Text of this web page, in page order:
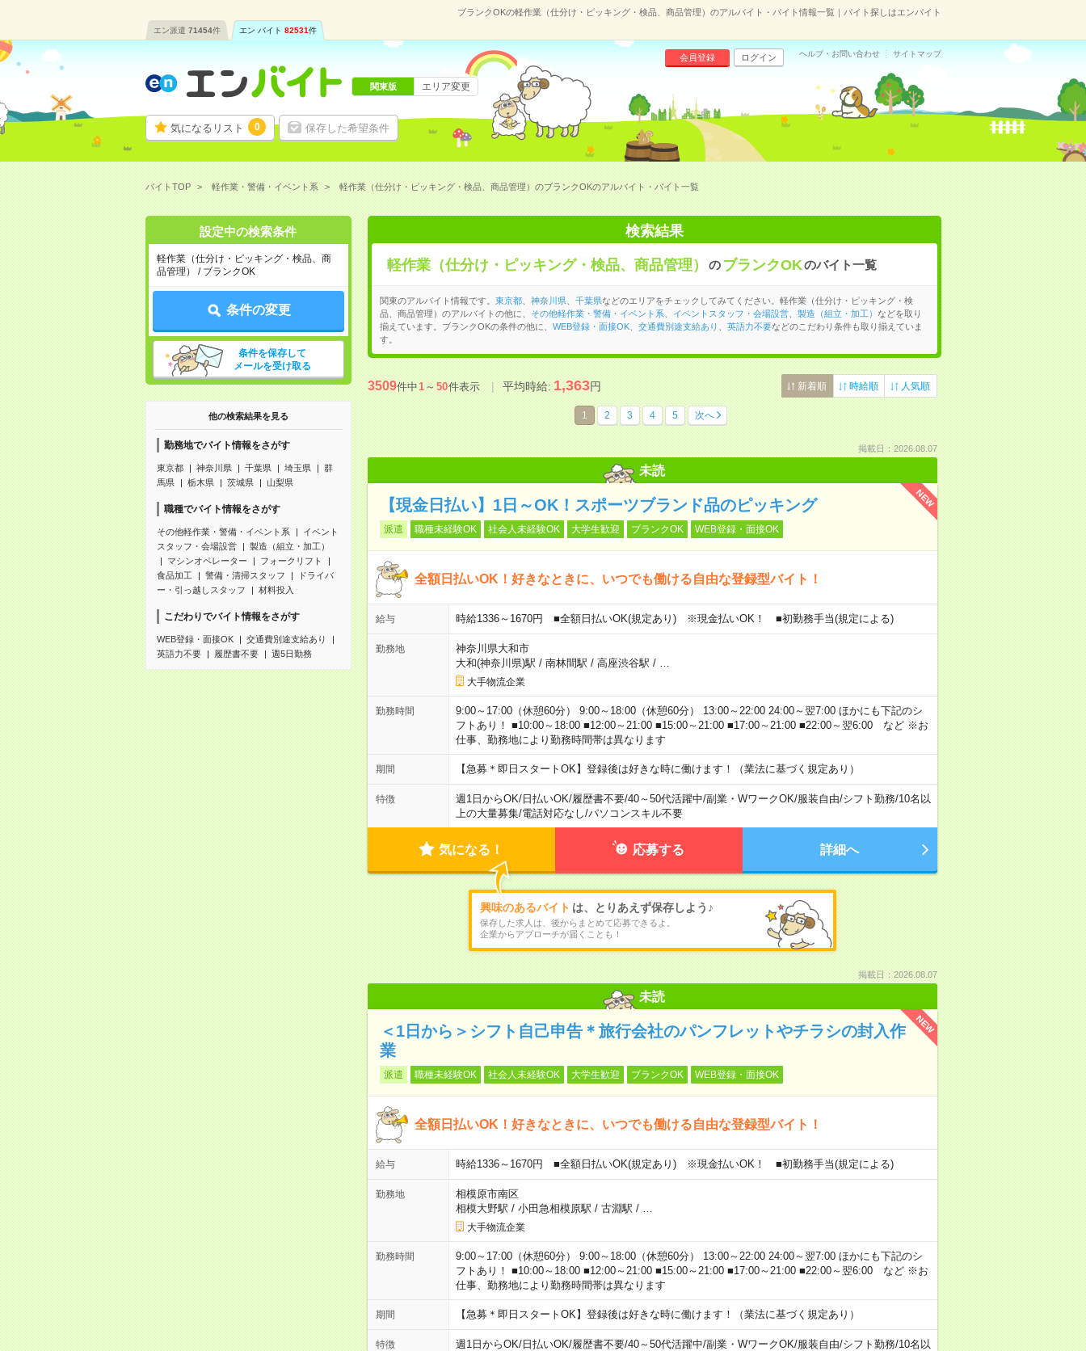
ブランクOKの軽作業（仕分け・ピッキング・検品、商品管理）のアルバイト・バイト情報一覧｜バイト探しはエンバイト
エン派遣 71454件 エン バイト 82531件
気になるリスト 0 保存した希望条件
会員登録 ログイン ヘルプ・お問い合わせ サイトマップ
関東版 エリア変更
バイトTOP 軽作業・警備・イベント系 軽作業（仕分け・ピッキング・検品、商品管理）のブランクOKのアルバイト・バイト一覧
設定中の検索条件
軽作業（仕分け・ピッキング・検品、商
品管理） / ブランクOK
条件の変更
条件を保存して
メールを受け取る
他の検索結果を見る
勤務地でバイト情報をさがす
東京都 神奈川県 千葉県 埼玉県
群
馬県
栃木県 茨城県 山梨県
職種でバイト情報をさがす
その他軽作業・警備・イベント系
イベント
スタッフ・会場設営
製造（組立・加工）
マシンオペレーター
フォークリフト
食品加工
警備・清掃スタッフ
ドライバ
ー・引っ越しスタッフ
材料投入
こだわりでバイト情報をさがす
WEB登録・面接OK
交通費別途支給あり
英語力不要
履歴書不要 週5日勤務
検索結果
軽作業（仕分け・ピッキング・検品、商品管理） の ブランクOKのバイト一覧
関東のアルバイト情報です。 東京都、 神奈川県、 千葉県などのエリアをチェックしてみてください。軽作業（仕分け・ピッキング・検
品、商品管理）のアルバイトの他に、
その他軽作業・警備・イベント系 イベントスタッフ・会場設営、 製造（組立・加工） などを取り
揃えています。ブランクOKの条件の他に、 WEB登録・面接OK、 交通費別途支給あり 英語力不要などのこだわり条件も取り揃えていま
す。
3509件中1～50件表示 平均時給:1,363円 新着順 時給順 人気順
1 2 3 4 5 次へ
掲載日：2026.08.07
未読
NEW
【現金日払い】1日～OK！スポーツブランド品のピッキング
派遣 職種未経験OK 社会人未経験OK 大学生歓迎 ブランクOK WEB登録・面接OK
全額日払いOK！好きなときに、いつでも働ける自由な登録型バイト！
給与 時給1336～1670円 ■全額日払いOK(規定あり) ※現金払いOK！ ■初勤務手当(規定による)
勤務地
神奈川県大和市
大和(神奈川県)駅 / 南林間駅 / 高座渋谷駅 /
大手物流企業
勤務時間
9:00～17:00（休憩60分） 9:00～18:00（休憩60分） 13:00～22:00 24:00～翌7:00 ほかにも下記のシ
フトあり！ ■10:00～18:00 ■12:00～21:00 ■15:00～21:00 ■17:00～21:00 ■22:00～翌6:00 など ※お
仕事、勤務地により勤務時間帯は異なります
期間 【急募＊即日スタートOK】登録後は好きな時に働けます！（業法に基づく規定あり）
特徴 週1日からOK/日払いOK/履歴書不要/40～50代活躍中/副業・WワークOK/服装自由/シフト勤務/10名以
上の大量募集/電話対応なし/パソコンスキル不要
気になる！ 応募する 詳細へ
興味のあるバイト は、とりあえず保存しよう♪
保存した求人は、後からまとめて応募できるよ。
企業からアプローチが届くことも！
掲載日：2026.08.07
未読
NEW
＜1日から＞シフト自己申告＊旅行会社のパンフレットやチラシの封入作
業
派遣 職種未経験OK 社会人未経験OK 大学生歓迎 ブランクOK WEB登録・面接OK
全額日払いOK！好きなときに、いつでも働ける自由な登録型バイト！
給与 時給1336～1670円 ■全額日払いOK(規定あり) ※現金払いOK！ ■初勤務手当(規定による)
勤務地
相模原市南区
相模大野駅 / 小田急相模原駅 / 古淵駅 /
大手物流企業
勤務時間
9:00～17:00（休憩60分） 9:00～18:00（休憩60分） 13:00～22:00 24:00～翌7:00 ほかにも下記のシ
フトあり！ ■10:00～18:00 ■12:00～21:00 ■15:00～21:00 ■17:00～21:00 ■22:00～翌6:00 など ※お
仕事、勤務地により勤務時間帯は異なります
期間 【急募＊即日スタートOK】登録後は好きな時に働けます！（業法に基づく規定あり）
特徴 週1日からOK/日払いOK/履歴書不要/40～50代活躍中/副業・WワークOK/服装自由/シフト勤務/10名以